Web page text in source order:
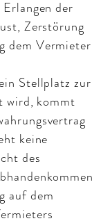
der
Zerstörung
dem Vermieter
Stellplatz zur
wird, kommt
keine
des
auf dem